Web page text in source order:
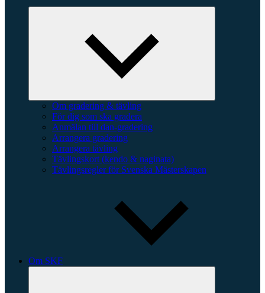
Om gradering & tävling
För dig som ska gradera
Anmälan till dan-gradering
Arrangera gradering
Arrangera tävling
Tävlingskort (kendo & naginata)
Tävlingsregler för Svenska Mästerskapen
Om SKF